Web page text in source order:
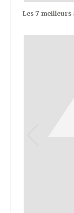
Les 7 meilleurs